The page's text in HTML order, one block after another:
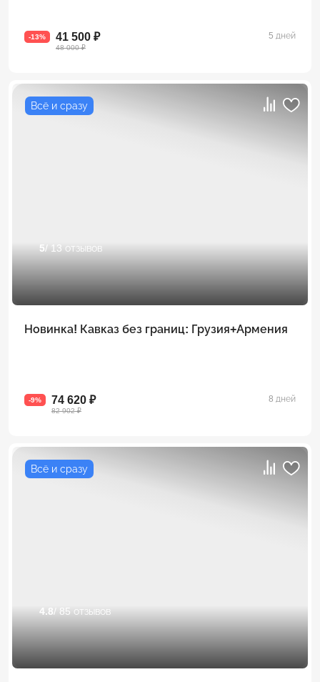
-13% 41 500 ₽
48 000 ₽
5 дней
Всё и сразу
5/ 13 отзывов
Новинка! Кавказ без границ: Грузия+Армения
-9% 74 620 ₽
82 902 ₽
8 дней
Всё и сразу
4.8/ 85 отзывов